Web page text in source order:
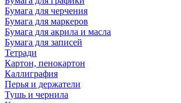
Бумага для черчения
Бумага для маркеров
Бумага для акрила и масла
Бумага для записей
Тетради
Картон, пенокартон
Каллиграфия
Перья и держатели
Тушь и чернила